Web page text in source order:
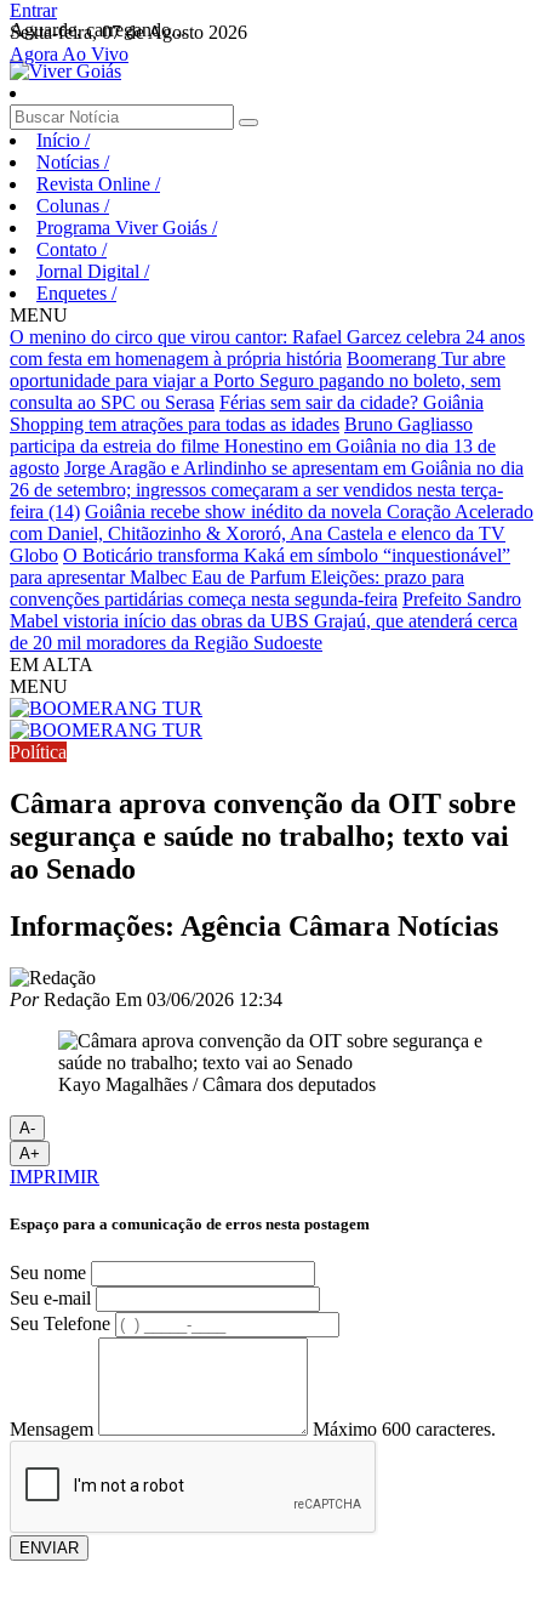
Aguarde, carregando...
Entrar
Sexta-feira, 07 de Agosto 2026
Agora Ao Vivo
Início /
Notícias /
Revista Online /
Colunas /
Programa Viver Goiás /
Contato /
Jornal Digital /
Enquetes /
MENU
O menino do circo que virou cantor: Rafael Garcez celebra 24 anos
com festa em homenagem à própria história Boomerang Tur abre
oportunidade para viajar a Porto Seguro pagando no boleto, sem
consulta ao SPC ou Serasa Férias sem sair da cidade? Goiânia
Shopping tem atrações para todas as idades Bruno Gagliasso
participa da estreia do filme Honestino em Goiânia no dia 13 de
agosto Jorge Aragão e Arlindinho se apresentam em Goiânia no dia
26 de setembro; ingressos começaram a ser vendidos nesta terça-
feira (14) Goiânia recebe show inédito da novela Coração Acelerado
com Daniel, Chitãozinho & Xororó, Ana Castela e elenco da TV
Globo O Boticário transforma Kaká em símbolo “inquestionável”
para apresentar Malbec Eau de Parfum Eleições: prazo para
convenções partidárias começa nesta segunda-feira Prefeito Sandro
Mabel vistoria início das obras da UBS Grajaú, que atenderá cerca
de 20 mil moradores da Região Sudoeste
EM ALTA
MENU
Política
Câmara aprova convenção da OIT sobre
segurança e saúde no trabalho; texto vai
ao Senado
Informações: Agência Câmara Notícias
PorRedação Em 03/06/2026 12:34
Kayo Magalhães / Câmara dos deputados
A-
A+
IMPRIMIR
Espaço para a comunicação de erros nesta postagem
Seu nome
Seu e-mail
Seu Telefone
Mensagem Máximo 600 caracteres.
ENVIAR